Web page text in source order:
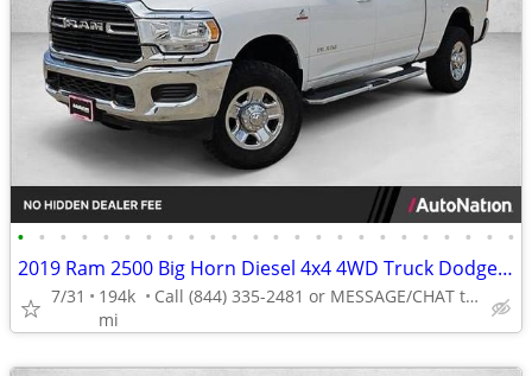
• • • • • • • • • • • • • • • • • • • • • • • •
2019 Ram 2500 Big Horn Diesel 4x4 4WD Truck Dodge Crew cab AUTONATION
7/31
194k
mi
Call (844) 335-2481 or MESSAGE/CHAT to confirm availability